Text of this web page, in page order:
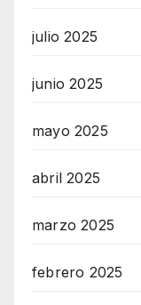
julio 2025
junio 2025
mayo 2025
abril 2025
marzo 2025
febrero 2025